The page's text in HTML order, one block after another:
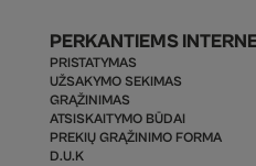
PERKANTIEMS
PRISTATYMAS
UŽSAKYMO SEKIMAS
GRĄŽINIMAS
ATSISKAITYMO BŪDAI
PREKIŲ GRĄŽINIMO FORMA
D.U.K